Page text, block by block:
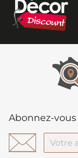
Abonnez-